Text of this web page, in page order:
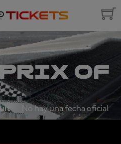
OF
No hay una fecha oficial